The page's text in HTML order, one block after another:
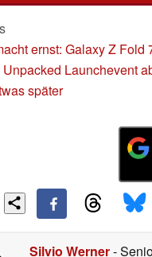
ernst: Galaxy Z Fold
Launchevent
später
Silvio Werner-